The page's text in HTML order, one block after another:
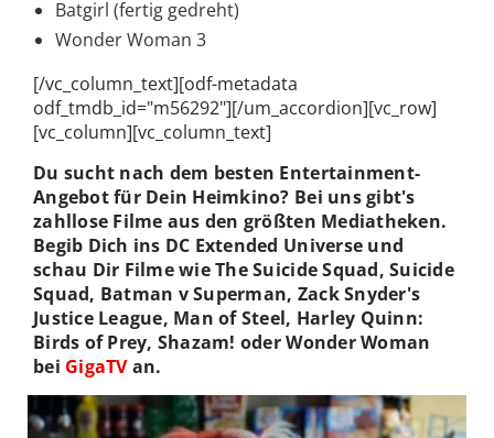
Batgirl (fertig gedreht)
Wonder Woman 3
[/vc_column_text][odf-metadata
odf_tmdb_id="m56292"][/um_accordion][vc_row]
[vc_column][vc_column_text]
Du sucht nach dem besten Entertainment-
Angebot für Dein Heimkino? Bei uns gibt's
zahllose Filme aus den größten Mediatheken.
Begib Dich ins DC Extended Universe und
schau Dir Filme wie The Suicide Squad, Suicide
Squad, Batman v Superman, Zack Snyder's
Justice League, Man of Steel, Harley Quinn:
Birds of Prey, Shazam! oder Wonder Woman
bei GigaTVan.